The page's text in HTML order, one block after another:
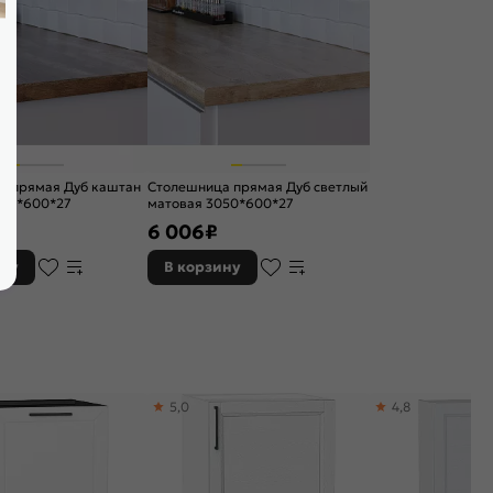
прямая Дуб каштан Столешница прямая Дуб светлый
матовая 3050*600*27
6 006₽
В корзину
5,0 4,8